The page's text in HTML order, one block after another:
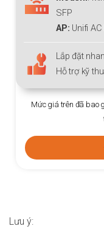
AP:
IP:Miễn phí
Lắp đặt
Hỗ trợ kỹ
Mức giá trên đã bao
Lưu ý: